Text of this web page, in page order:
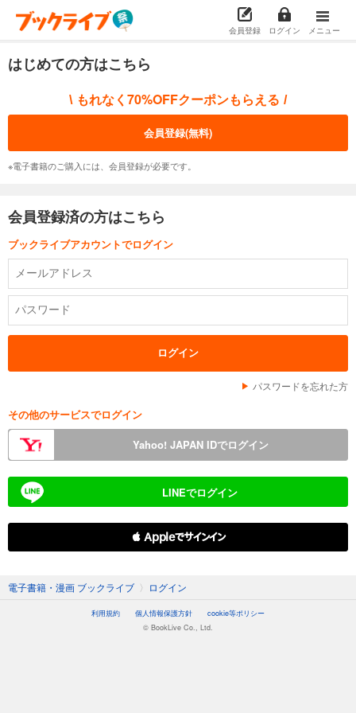
会員登録 ログイン メニュー
はじめての方はこちら
\ もれなく70%OFFクーポンもらえる /
会員登録(無料)
※電子書籍のご購入には、会員登録が必要です。
会員登録済の方はこちら
ブックライブアカウントでログイン
パスワードを忘れた方
その他のサービスでログイン
Yahoo! JAPAN IDでログイン
LINEでログイン
 Appleでサインイン
電子書籍・漫画 ブックライブ 〉 ログイン
利用規約 個人情報保護方針
cookie等ポリシー
© BookLive Co., Ltd.